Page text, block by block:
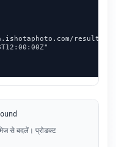
results/
से बदलें। प्रोडक्ट